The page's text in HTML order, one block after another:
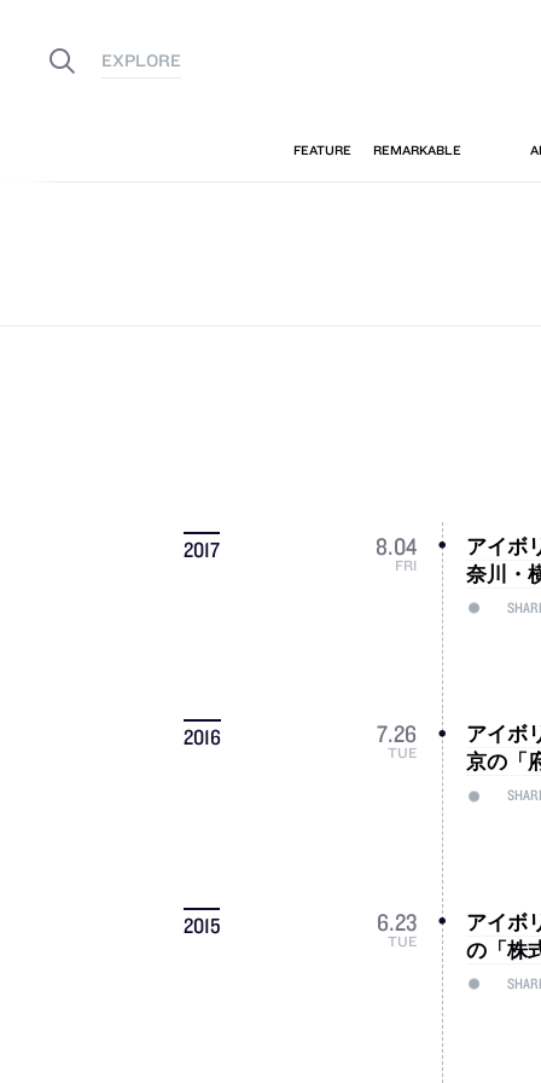
2017 8.04
FRI
アイボ
奈川・
2016 7.26
TUE
アイボ
京の「
2015 6.23
TUE
アイボ
の「株